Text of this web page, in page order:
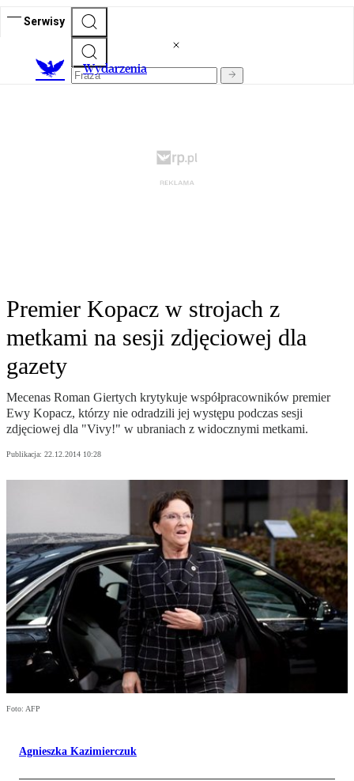
Serwisy
Wydarzenia
Premier Kopacz w strojach z
metkami na sesji zdjęciowej dla
gazety
Mecenas Roman Giertych krytykuje współpracowników premier
Ewy Kopacz, którzy nie odradzili jej występu podczas sesji
zdjęciowej dla "Vivy!" w ubraniach z widocznymi metkami.
Publikacja: 22.12.2014 10:28
Foto: AFP
Agnieszka Kazimierczuk